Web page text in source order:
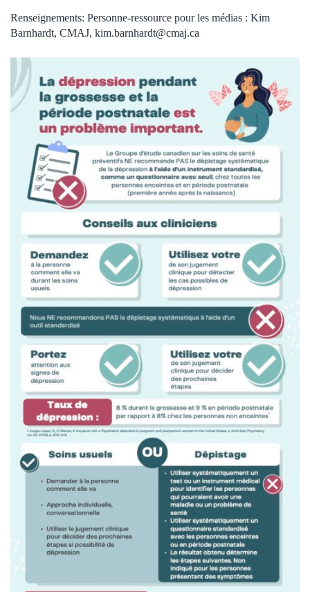
Renseignements: Personne-ressource pour les médias : Kim
Barnhardt, CMAJ, kim.barnhardt@cmaj.ca